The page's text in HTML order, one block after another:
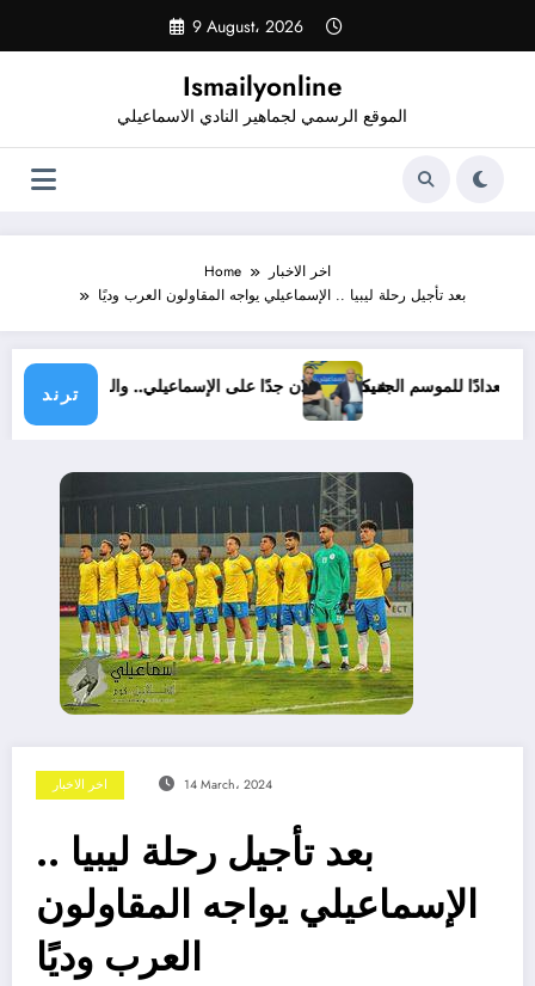
content
9 August، 2026
Ismailyonline
الموقع الرسمي لجماهير النادي الاسماعيلي
Home
اخر الاخبار
بعد تأجيل رحلة ليبيا .. الإسماعيلي يواجه المقاولون العرب وديًا
ترند
شيكابالا: زعلان جدًا على الإسماعيلي.. والوزارةالآن استعدادًا للموسم الجديد
اخر الاخبار 14 March، 2024
بعد تأجيل رحلة ليبيا ..
الإسماعيلي يواجه المقاولون
العرب وديًا